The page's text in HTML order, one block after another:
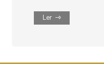
Ler